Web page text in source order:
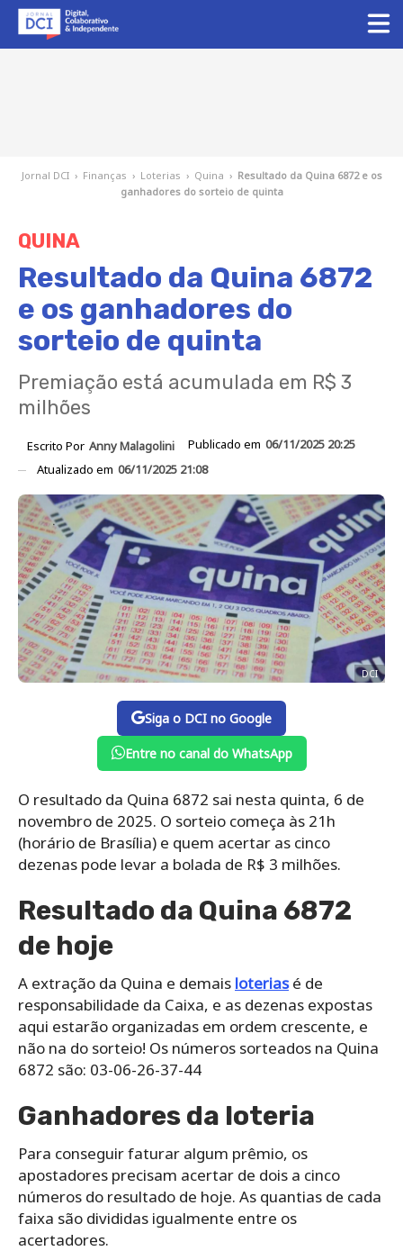
Jornal DCI › Finanças › Loterias › Quina › Resultado da Quina 6872 e os
ganhadores do sorteio de quinta
QUINA
Resultado da Quina 6872
e os ganhadores do
sorteio de quinta
Premiação está acumulada em R$ 3
milhões
Escrito Por Anny Malagolini Publicado em 06/11/2025 20:25
Atualizado em 06/11/2025 21:08
DCI
Siga o DCI no Google
Entre no canal do WhatsApp
O resultado da Quina 6872 sai nesta quinta, 6 de
novembro de 2025. O sorteio começa às 21h
(horário de Brasília) e quem acertar as cinco
dezenas pode levar a bolada de R$ 3 milhões.
Resultado da Quina 6872
de hoje
A extração da Quina e demais loteriasé de
responsabilidade da Caixa, e as dezenas expostas
aqui estarão organizadas em ordem crescente, e
não na do sorteio! Os números sorteados na Quina
6872 são: 03-06-26-37-44
Ganhadores da loteria
Para conseguir faturar algum prêmio, os
apostadores precisam acertar de dois a cinco
números do resultado de hoje. As quantias de cada
faixa são divididas igualmente entre os
acertadores.